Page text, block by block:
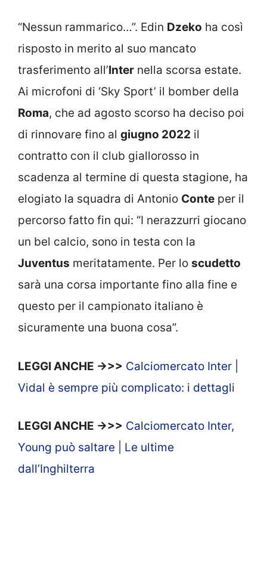
“Nessun rammarico…”. Edin Dzeko ha così
risposto in merito al suo mancato
trasferimento all’Inter nella scorsa estate.
Ai microfoni di ‘Sky Sport’ il bomber della
Roma, che ad agosto scorso ha deciso poi
di rinnovare fino al giugno 2022 il
contratto con il club giallorosso in
scadenza al termine di questa stagione, ha
elogiato la squadra di Antonio Conte per il
percorso fatto fin qui: “I nerazzurri giocano
un bel calcio, sono in testa con la
Juventus meritatamente. Per lo scudetto
sarà una corsa importante fino alla fine e
questo per il campionato italiano è
sicuramente una buona cosa”.
LEGGI ANCHE ->>> Calciomercato Inter |
Vidal è sempre più complicato: i dettagli
LEGGI ANCHE ->>> Calciomercato Inter,
Young può saltare | Le ultime
dall’Inghilterra